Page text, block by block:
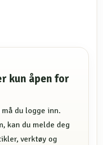
kun åpen for
du logge inn.
kan du melde deg
verktøy og